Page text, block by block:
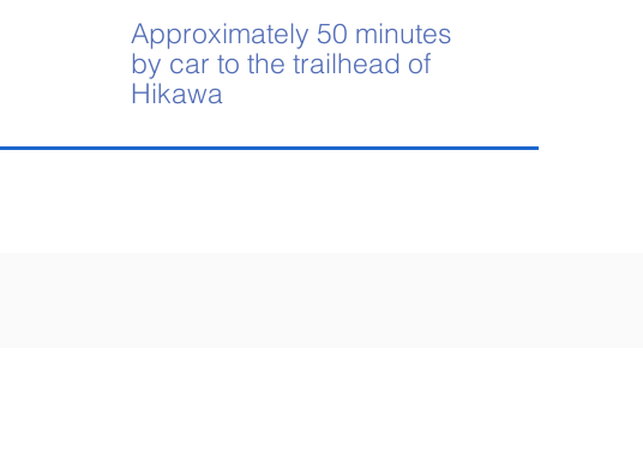
Approximately 50 minutes
by car to the trailhead of
Hikawa